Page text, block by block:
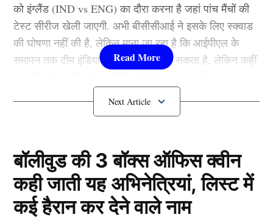
को इंग्लैंड (IND vs ENG) का दौरा करना है जहां पांच मैंचों की
टेस्ट सीरीज खेली जाएगी. अभी बीसीसीआई ने इसके लिए स्क्वाड
की घोषणा नहीं की है, लेकिन माना जा रहा है कि आईपीएल के
समापन तक टीम इंडिया का ऐलान किया जा सकता है, लेकिन कहीं
इंग्लैंड दौरे पर कुछ अलग करना चाहते हैं. पिछले दो टेस्ट सीरीज
में लगातार हार के बाद इस बार कोच गौतम गंभीर दो घातक स्पिनर्स
IND vs ENG: रविंद्र जडेजा
बॉलीवुड की 3 बॉक्स ऑफिस क्वीन
कही जाती यह अभिनेत्रियां, लिस्ट में
कई हैरान कर देने वाले नाम